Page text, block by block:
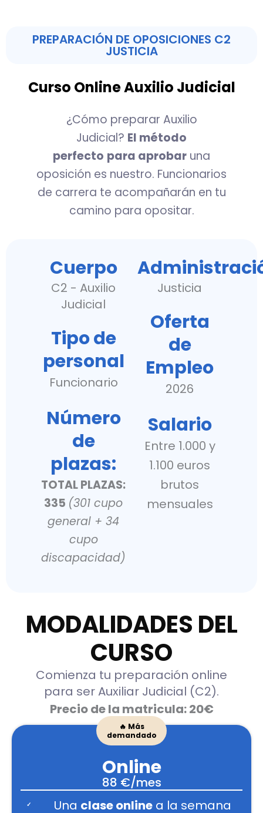
PREPARACIÓN DE OPOSICIONES C2
JUSTICIA
Curso Online Auxilio Judicial
¿Cómo preparar Auxilio
Judicial? El método
perfecto para aprobar una
oposición es nuestro. Funcionarios
de carrera te acompañarán en tu
camino para opositar.
Cuerpo
C2 - Auxilio
Judicial
Tipo de
personal
Funcionario
Número
de
plazas:
TOTAL PLAZAS:
335 (301 cupo
general + 34
cupo
discapacidad)
Justicia
Oferta
de
Empleo
2026
Salario
Entre 1.000 y
1.100 euros
brutos
mensuales
MODALIDADES DEL
CURSO
Comienza tu preparación online
para ser Auxiliar Judicial (C2).
Precio de la matricula: 20€
🔥 Más
demandado
Online
88 €/mes
Una clase onlinea la semana